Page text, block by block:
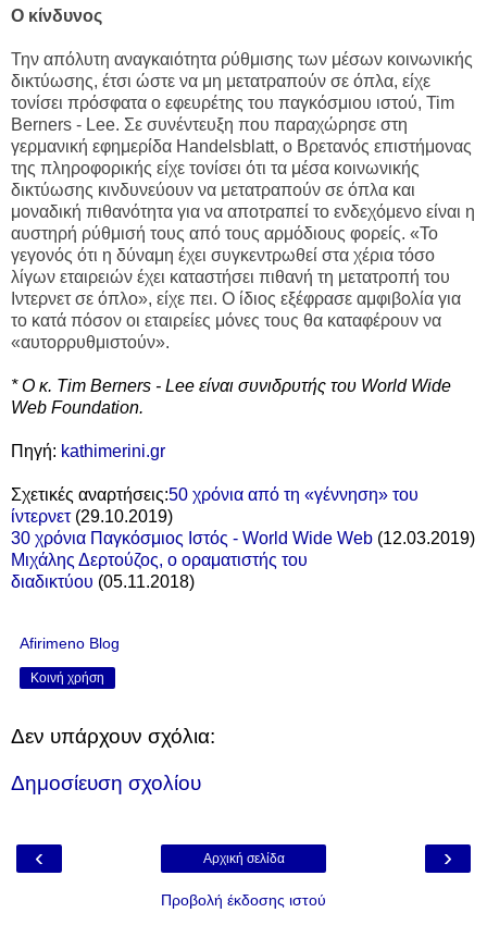
Ο κίνδυνος
Την απόλυτη αναγκαιότητα ρύθμισης των μέσων κοινωνικής
δικτύωσης, έτσι ώστε να μη μετατραπούν σε όπλα, είχε
τονίσει πρόσφατα ο εφευρέτης του παγκόσμιου ιστού, Tim
Berners - Lee. Σε συνέντευξη που παραχώρησε στη
γερμανική εφημερίδα Handelsblatt, ο Βρετανός επιστήμονας
της πληροφορικής είχε τονίσει ότι τα μέσα κοινωνικής
δικτύωσης κινδυνεύουν να μετατραπούν σε όπλα και
μοναδική πιθανότητα για να αποτραπεί το ενδεχόμενο είναι η
αυστηρή ρύθμισή τους από τους αρμόδιους φορείς. «Το
γεγονός ότι η δύναμη έχει συγκεντρωθεί στα χέρια τόσο
λίγων εταιρειών έχει καταστήσει πιθανή τη μετατροπή του
Ιντερνετ σε όπλο», είχε πει. Ο ίδιος εξέφρασε αμφιβολία για
το κατά πόσον οι εταιρείες μόνες τους θα καταφέρουν να
«αυτορρυθμιστούν».
* Ο κ. Tim Berners - Lee είναι συνιδρυτής του World Wide
Web Foundation.
Πηγή: kathimerini.gr
Σχετικές αναρτήσεις:50 χρόνια από τη «γέννηση» του
ίντερνετ(29.10.2019)
30 χρόνια Παγκόσμιος Ιστός - World Wide Web (12.03.2019)
Μιχάλης Δερτούζος, ο οραματιστής του
διαδικτύου (05.11.2018)
Afirimeno Blog
Κοινή χρήση
Δεν υπάρχουν σχόλια:
Δημοσίευση σχολίου
‹ ›
Αρχική σελίδα
Προβολή έκδοσης ιστού